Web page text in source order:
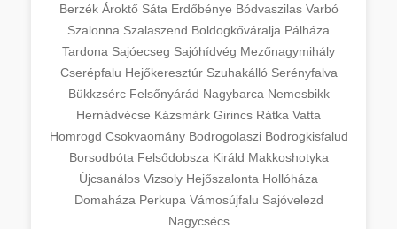
Berzék Ároktő Sáta Erdőbénye Bódvaszilas Varbó
Szalonna Szalaszend Boldogkőváralja Pálháza
Tardona Sajóecseg Sajóhídvég Mezőnagymihály
Cserépfalu Hejőkeresztúr Szuhakálló Serényfalva
Bükkzsérc Felsőnyárád Nagybarca Nemesbikk
Hernádvécse Kázsmárk Girincs Rátka Vatta
Homrogd Csokvaomány Bodrogolaszi Bodrogkisfalud
Borsodbóta Felsődobsza Királd Makkoshotyka
Újcsanálos Vizsoly Hejőszalonta Hollóháza
Domaháza Perkupa Vámosújfalu Sajóvelezd
Nagycsécs